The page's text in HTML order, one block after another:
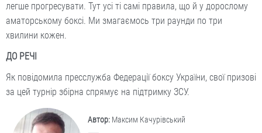
легше прогресувати. Тут усі ті самі правила, що й у дорослому
аматорському боксі. Ми змагаємось три раунди по три
хвилини кожен.
ДО РЕЧІ
Як повідомила пресслужба Федерації боксу України, свої призові
за цей турнір збірна спрямує на підтримку ЗСУ.
Автор: Максим Качурівський